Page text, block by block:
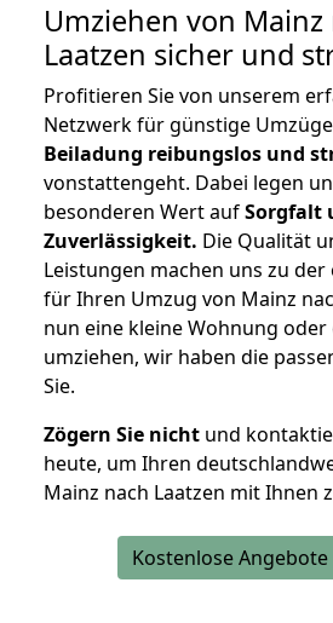
Umziehen von Mainz
Laatzen sicher und
Profitieren Sie von unserem
Netzwerk für günstige
Beiladung reibungslos und
vonstattengeht. Dabei legen
besonderen Wert aufSorgfalt
Zuverlässigkeit. Die Qualität
Leistungen machen uns zu
für Ihren Umzug von Mainz
nun eine kleine Wohnung oder
umziehen, wir haben die
Sie.
Zögern Sie nicht und
heute, um Ihren
Mainz nach Laatzen mit Ihnen
Kostenlose